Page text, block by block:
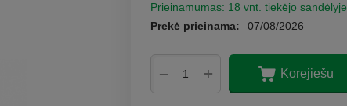
Prieinamumas: 18 vnt. tiekėjo sandėlyje
Prekė prieinama:
07/08/2026
+
− Korejiešu